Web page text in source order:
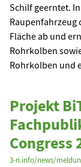
Schilf geerntet.
Raupenfahrzeug
Fläche ab und
Rohrkolben
Rohrkolben und
Projekt
Congress
3-n.info/news/